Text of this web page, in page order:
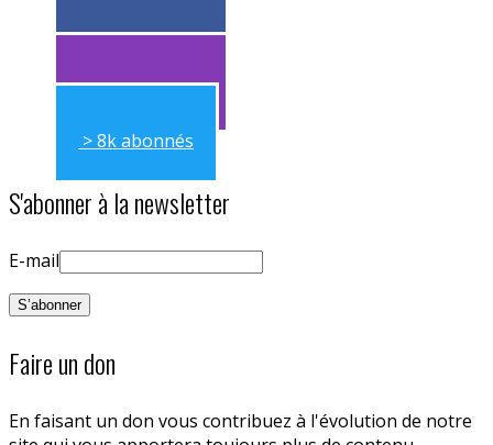
> 11k abonnés
> 11k abonnés
> 8k abonnés
S'abonner à la newsletter
E-mail
Faire un don
En faisant un don vous contribuez à l'évolution de notre